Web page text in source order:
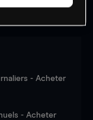
- Acheter
- Acheter